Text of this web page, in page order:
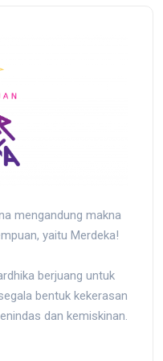
mengandung makna
yaitu Merdeka!
berjuang untuk
bentuk kekerasan
dan kemiskinan.